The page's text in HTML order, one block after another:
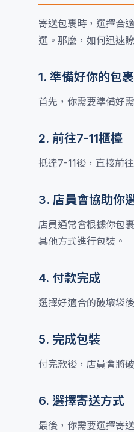
寄送包裹時，選擇合
選。那麼，如何迅速
1. 準備好你的包裹
首先，你需要準備好
2. 前往7-11櫃檯
抵達7-11後，直接前
3. 店員會協助你
店員通常會根據你包
其他方式進行包裝。
4. 付款完成
選擇好適合的破壞袋
5. 完成包裝
付完款後，店員會將
6. 選擇寄送方式
最後，你需要選擇寄